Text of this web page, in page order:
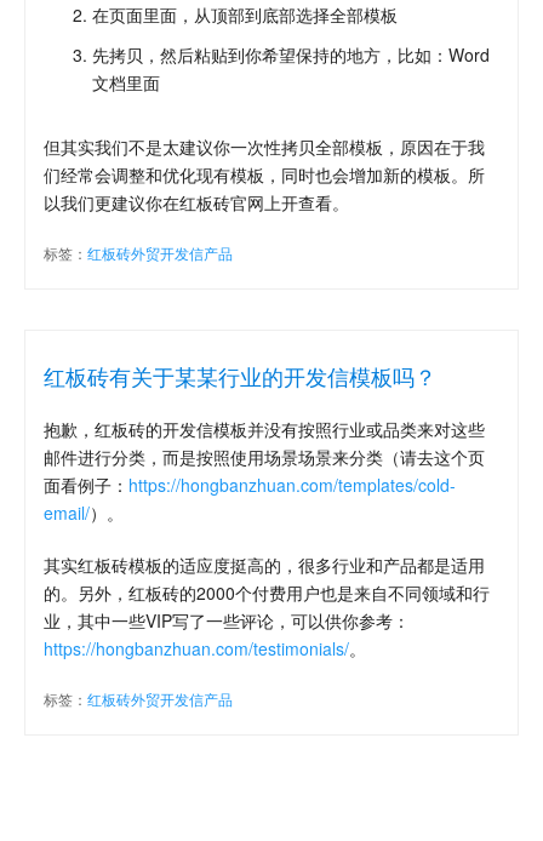
在页面里面，从顶部到底部选择全部模板
先拷贝，然后粘贴到你希望保持的地方，比如：Word
文档里面
但其实我们不是太建议你一次性拷贝全部模板，原因在于我
们经常会调整和优化现有模板，同时也会增加新的模板。所
以我们更建议你在红板砖官网上开查看。
标签： 红板砖外贸开发信产品
红板砖有关于某某行业的开发信模板吗？
抱歉，红板砖的开发信模板并没有按照行业或品类来对这些
邮件进行分类，而是按照使用场景场景来分类（请去这个页
面看例子： https://hongbanzhuan.com/templates/cold-
email/）。
其实红板砖模板的适应度挺高的，很多行业和产品都是适用
的。另外，红板砖的2000个付费用户也是来自不同领域和行
业，其中一些VIP写了一些评论，可以供你参考：
https://hongbanzhuan.com/testimonials/。
标签： 红板砖外贸开发信产品